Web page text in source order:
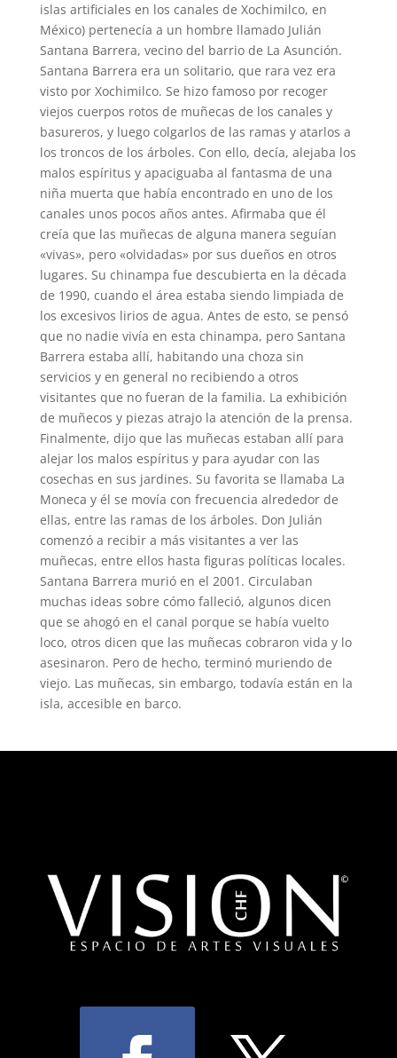
islas artificiales en los canales de Xochimilco, en
México) pertenecía a un hombre llamado Julián
Santana Barrera, vecino del barrio de La Asunción.
Santana Barrera era un solitario, que rara vez era
visto por Xochimilco. Se hizo famoso por recoger
viejos cuerpos rotos de muñecas de los canales y
basureros, y luego colgarlos de las ramas y atarlos a
los troncos de los árboles. Con ello, decía, alejaba los
malos espíritus y apaciguaba al fantasma de una
niña muerta que había encontrado en uno de los
canales unos pocos años antes. Afirmaba que él
creía que las muñecas de alguna manera seguían
«vivas», pero «olvidadas» por sus dueños en otros
lugares. Su chinampa fue descubierta en la década
de 1990, cuando el área estaba siendo limpiada de
los excesivos lirios de agua. Antes de esto, se pensó
que no nadie vivía en esta chinampa, pero Santana
Barrera estaba allí, habitando una choza sin
servicios y en general no recibiendo a otros
visitantes que no fueran de la familia. La exhibición
de muñecos y piezas atrajo la atención de la prensa.
Finalmente, dijo que las muñecas estaban allí para
alejar los malos espíritus y para ayudar con las
cosechas en sus jardines. Su favorita se llamaba La
Moneca y él se movía con frecuencia alrededor de
ellas, entre las ramas de los árboles. Don Julián
comenzó a recibir a más visitantes a ver las
muñecas, entre ellos hasta figuras políticas locales.
Santana Barrera murió en el 2001. Circulaban
muchas ideas sobre cómo falleció, algunos dicen
que se ahogó en el canal porque se había vuelto
loco, otros dicen que las muñecas cobraron vida y lo
asesinaron. Pero de hecho, terminó muriendo de
viejo. Las muñecas, sin embargo, todavía están en la
isla, accesible en barco.